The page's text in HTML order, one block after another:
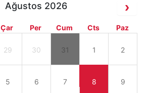
Ağustos 2026
Çar Per Cum Cts Paz
29 30 31 1 2
5 6 7 8 9